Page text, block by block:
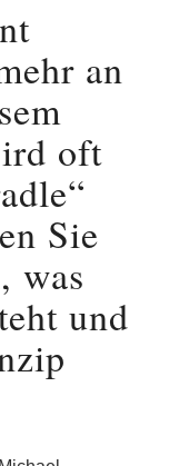
an
oft
Sie
was
und